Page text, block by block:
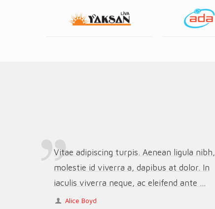
Vitae adipiscing turpis. Aenean ligula nibh,
molestie id viverra a, dapibus at dolor. In
iaculis viverra neque, ac eleifend ante ...
Alice Boyd